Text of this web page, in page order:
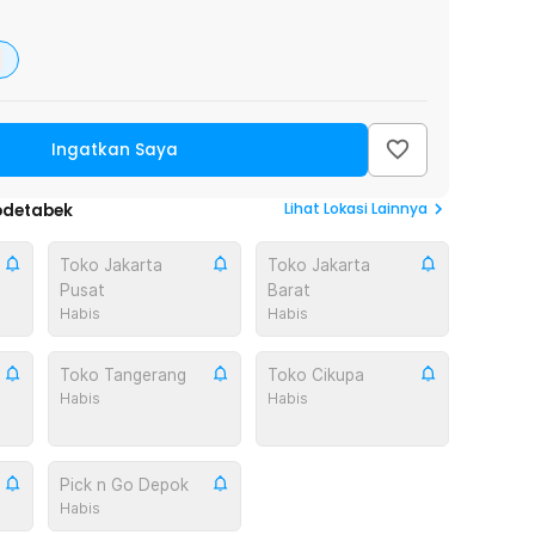
Ingatkan Saya
Lihat Lokasi Lainnya
Toko Jakarta
Pusat
Habis
Toko Jakarta
Barat
Habis
Toko Tangerang
Habis
Toko Cikupa
Habis
Pick n Go Depok
Habis